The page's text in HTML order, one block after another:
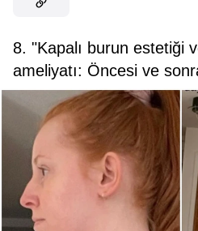
8. "Kapalı burun estetiği
ameliyatı: Öncesi ve